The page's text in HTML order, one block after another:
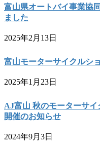
富山県オートバイ事業協
ました
2025年2月13日
富山モーターサイクルシ
2025年1月23日
AJ富山 秋のモーターサイ
開催のお知らせ
2024年9月3日